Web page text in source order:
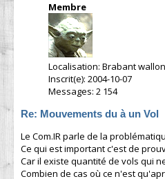
Membre
Localisation: Brabant wallon
Inscrit(e): 2004-10-07
Messages: 2 154
Re: Mouvements du à un Vol
Le Com.IR parle de la
Ce qui est important c'est de
Car il existe quantité de vols qui
Combien de cas où ce n'est